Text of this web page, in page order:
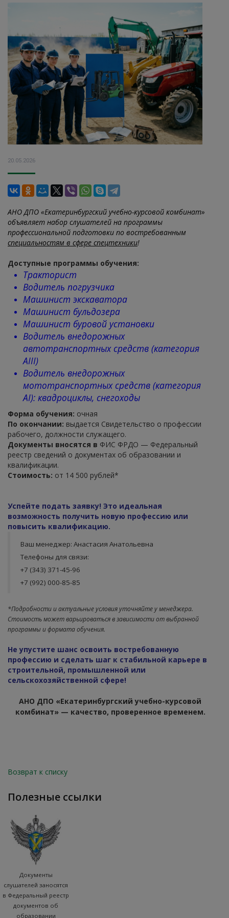
20.05.2026
АНО ДПО «Екатеринбургский учебно-курсовой комбинат»
объявляет набор слушателей на программы
профессиональной подготовки по востребованным
специальностям в сфере спецтехники!
Доступные программы обучения:
Тракторист
Водитель погрузчика
Машинист экскаватора
Машинист бульдозера
Машинист буровой установки
Водитель внедорожных
автотранспортных средств (категория
АIII)
Водитель внедорожных
мототранспортных средств (категория
АI): квадроциклы, снегоходы
Форма обучения: очная
По окончании: выдается Свидетельство о профессии
рабочего, должности служащего.
Документы вносятся в ФИС ФРДО — Федеральный
реестр сведений о документах об образовании и
квалификации.
Стоимость: от 14 500 рублей*
Успейте подать заявку! Это идеальная
возможность получить новую профессию или
повысить квалификацию.
Ваш менеджер: Анастасия Анатольевна
Телефоны для связи:
+7 (343) 371-45-96
+7 (992) 000-85-85
*Подробности и актуальные условия уточняйте у менеджера.
Стоимость может варьироваться в зависимости от выбранной
программы и формата обучения.
Не упустите шанс освоить востребованную
профессию и сделать шаг к стабильной карьере в
строительной, промышленной или
сельскохозяйственной сфере!
АНО ДПО «Екатеринбургский учебно-курсовой
комбинат» — качество, проверенное временем.
Возврат к списку
полезные ссылки
Документы
слушателей заносятся
в Федеральный реестр
документов об
образовании